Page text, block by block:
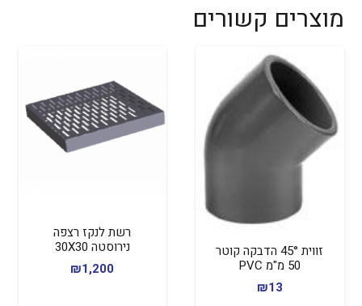
מוצרים קשורים
זווית 45° הדבקה קוטר
50 מ"מ PVC
₪13
רשת לנקז רצפה
נירוסטה 30X30
₪1,200